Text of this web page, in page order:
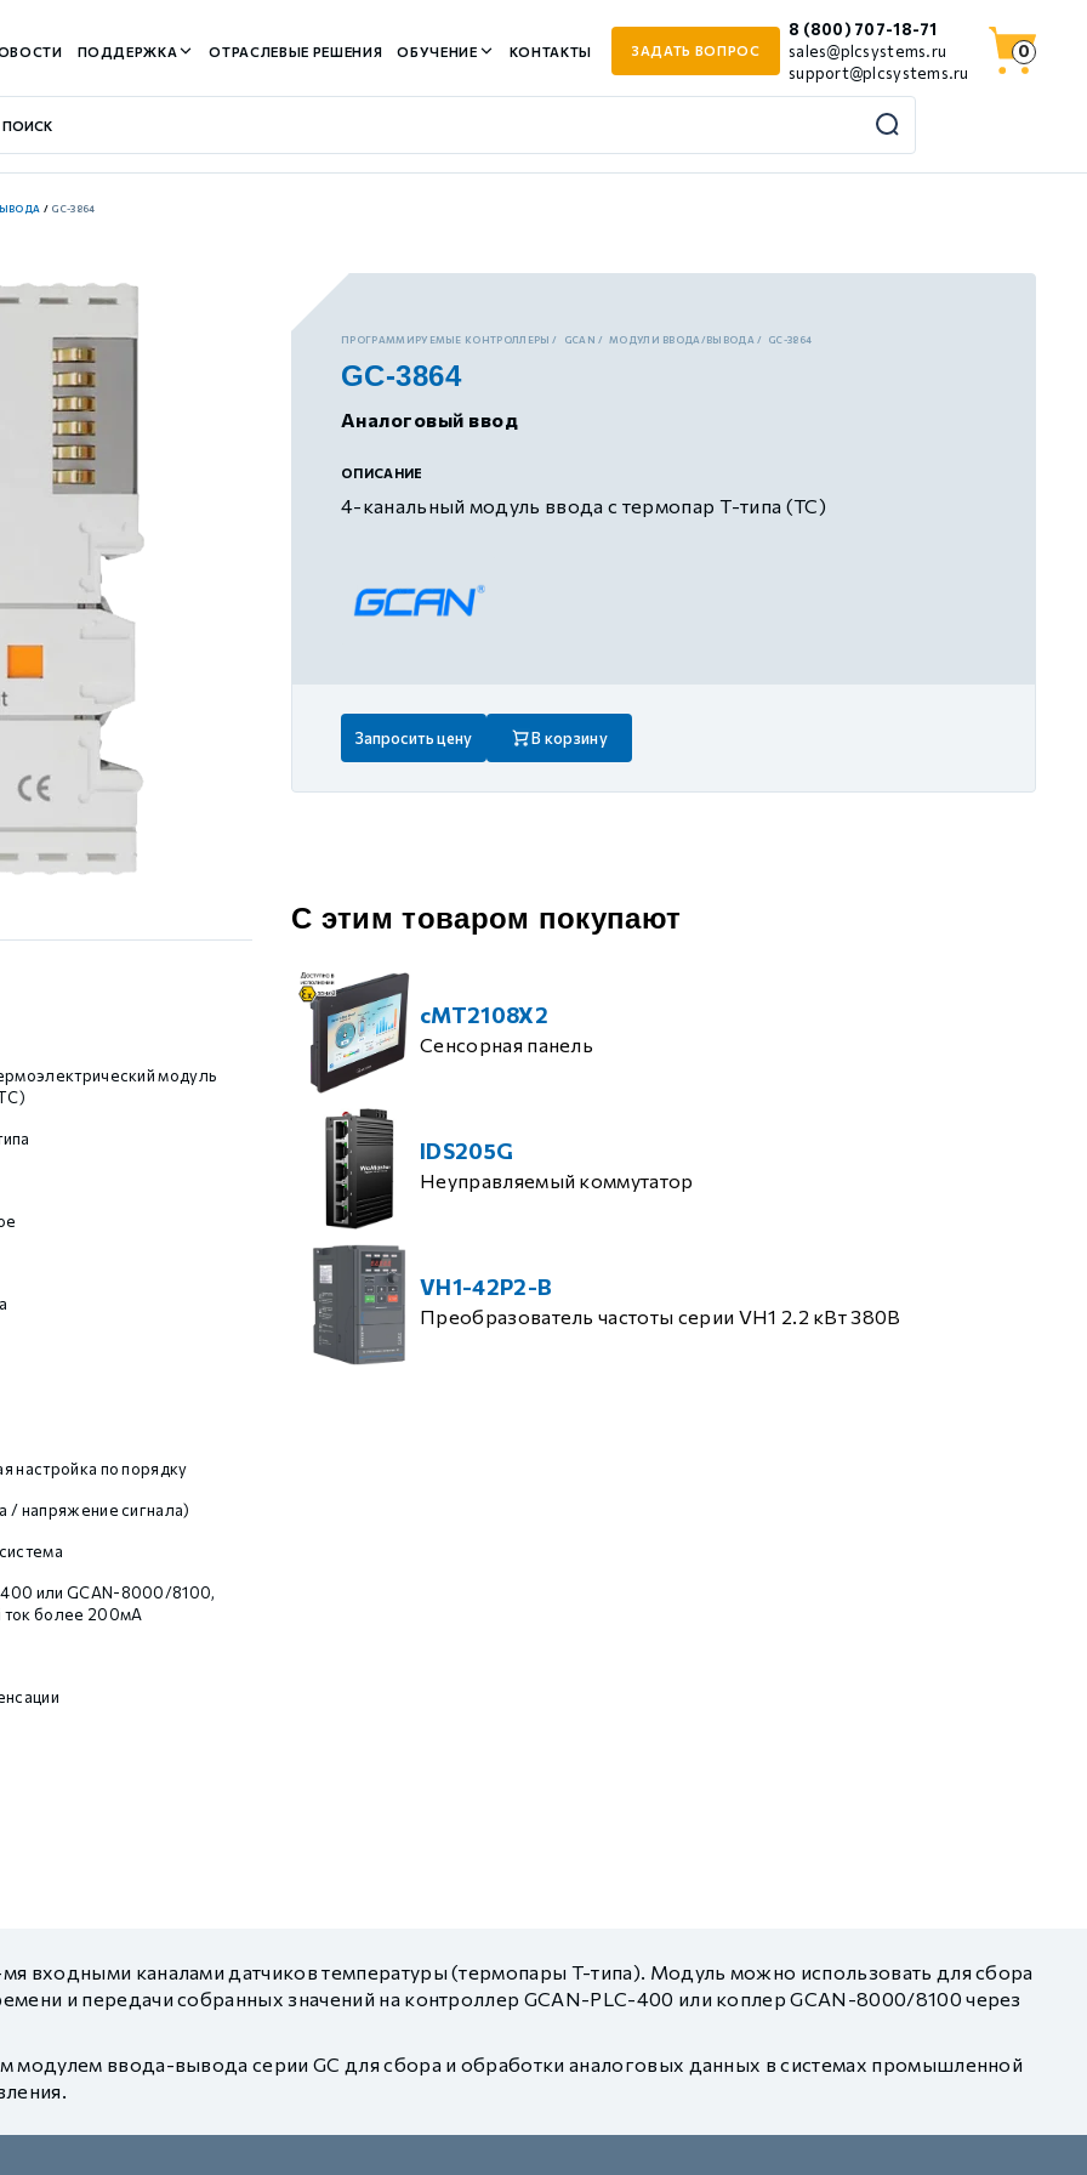
ПОДДЕРЖКА ОТРАСЛЕВЫЕ РЕШЕНИЯ ОБУЧЕНИЕ КОНТАКТЫ ЗАДАТЬ ВОПРОС
8 (800) 707-18-71
sales@plcsystems.ru
support@plcsystems.ru
0
/ GC-3864
ПРОГРАММИРУЕМЫЕ КОНТРОЛЛЕРЫ GCAN МОДУЛИ ВВОДА/ВЫВОДА GC-3864
GC-3864
Аналоговый ввод
ОПИСАНИЕ
4-канальный модуль ввода с термопар Т-типа (TC)
Запросить цену В корзину
модуль
настройка по порядку
/ напряжение сигнала)
или GCAN-8000/8100,
ток более 200мА
С этим товаром покупают
cMT2108X2
Сенсорная панель
IDS205G
Неуправляемый коммутатор
VH1-42P2-B
Преобразователь частоты серии VH1 2.2 кВт 380В
входными каналами датчиков температуры (термопары T-типа). Модуль можно использовать для сбора
и передачи собранных значений на контроллер GCAN-PLC-400 или коплер GCAN-8000/8100 через
модулем ввода-вывода серии GC для сбора и обработки аналоговых данных в системах промышленной
контуром)
с разомкнутым контуром)
контуром)